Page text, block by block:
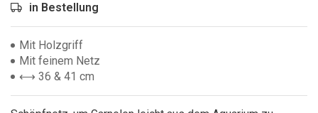
in Bestellung
Mit Holzgriff
Mit feinem Netz
⟷ 36 & 41 cm